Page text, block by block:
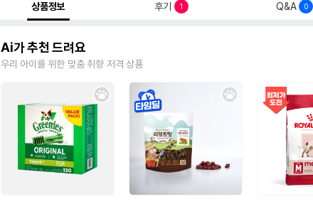
상품정보 후기 1 Q&A 0
Ai가 추천 드려요
우리 아이를 위한 맞춤 취향 저격 상품